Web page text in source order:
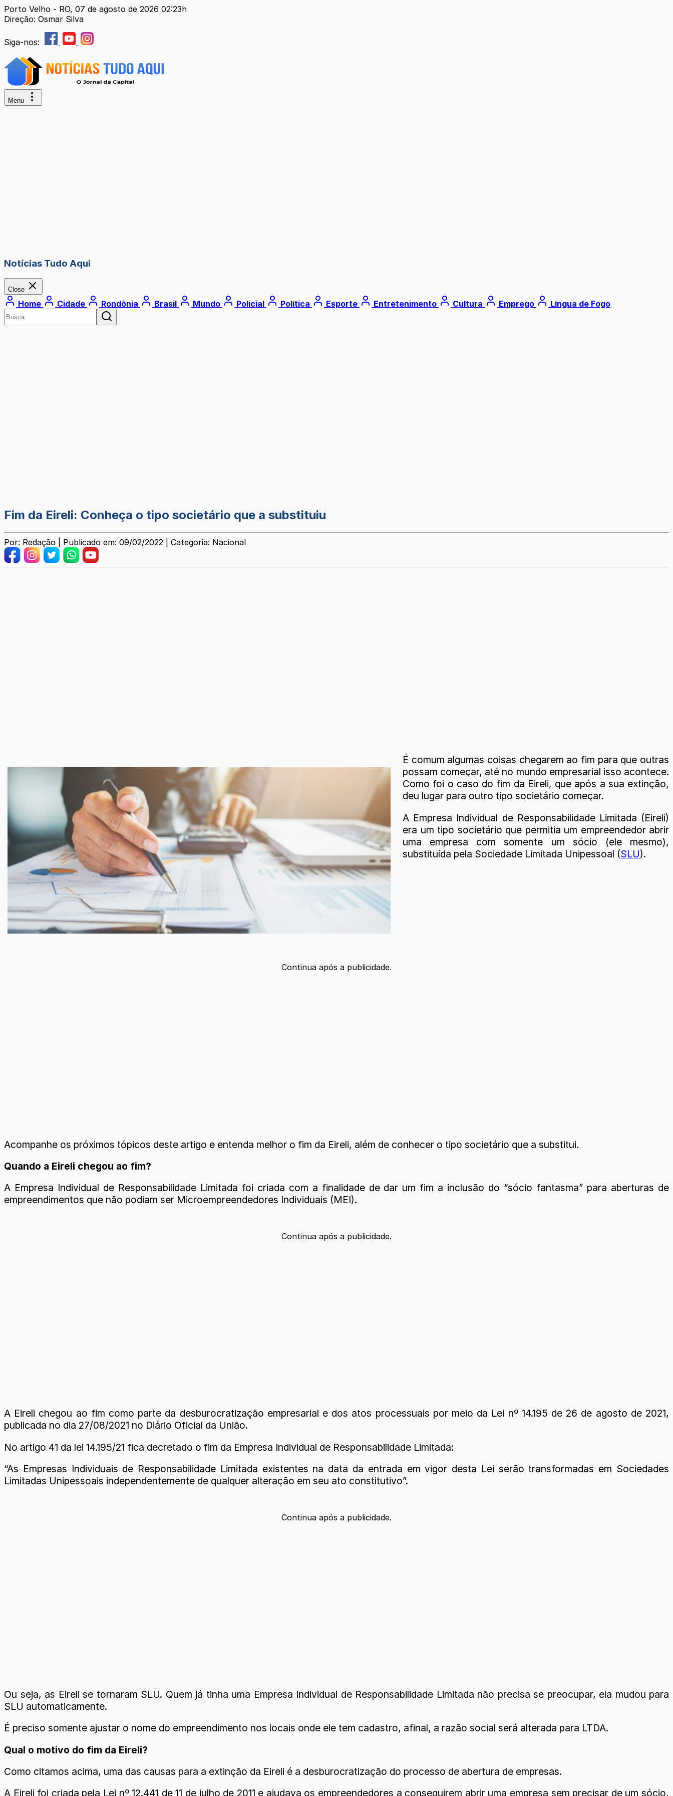
Porto Velho - RO, 07 de agosto de 2026 02:23h
Direção: Osmar Silva
Siga-nos:
Menu
Notícias Tudo Aqui
Close
Home Cidade Rondônia Brasil Mundo Policial Política Esporte Entretenimento Cultura Emprego Língua de Fogo
Fim da Eireli: Conheça o tipo societário que a substituiu
Por: Redação | Publicado em: 09/02/2022 | Categoria: Nacional
É comum algumas coisas chegarem ao fim para que outras
possam começar, até no mundo empresarial isso acontece.
Como foi o caso do fim da Eireli, que após a sua extinção,
deu lugar para outro tipo societário começar.
A Empresa Individual de Responsabilidade Limitada (Eireli)
era um tipo societário que permitia um empreendedor abrir
uma empresa com somente um sócio (ele mesmo),
substituída pela Sociedade Limitada Unipessoal (SLU).
Continua após a publicidade.
Acompanhe os próximos tópicos deste artigo e entenda melhor o fim da Eireli, além de conhecer o tipo societário que a substitui.
Quando a Eireli chegou ao fim?
A Empresa Individual de Responsabilidade Limitada foi criada com a finalidade de dar um fim a inclusão do “sócio fantasma” para aberturas de
empreendimentos que não podiam ser Microempreendedores Individuais (MEI).
Continua após a publicidade.
A Eireli chegou ao fim como parte da desburocratização empresarial e dos atos processuais por meio da Lei nº 14.195 de 26 de agosto de 2021,
publicada no dia 27/08/2021 no Diário Oficial da União.
No artigo 41 da lei 14.195/21 fica decretado o fim da Empresa Individual de Responsabilidade Limitada:
“As Empresas Individuais de Responsabilidade Limitada existentes na data da entrada em vigor desta Lei serão transformadas em Sociedades
Limitadas Unipessoais independentemente de qualquer alteração em seu ato constitutivo”.
Continua após a publicidade.
Ou seja, as Eireli se tornaram SLU. Quem já tinha uma Empresa Individual de Responsabilidade Limitada não precisa se preocupar, ela mudou para
SLU automaticamente.
É preciso somente ajustar o nome do empreendimento nos locais onde ele tem cadastro, afinal, a razão social será alterada para LTDA.
Qual o motivo do fim da Eireli?
Como citamos acima, uma das causas para a extinção da Eireli é a desburocratização do processo de abertura de empresas.
A Eireli foi criada pela Lei nº 12.441 de 11 de julho de 2011 e ajudava os empreendedores a conseguirem abrir uma empresa sem precisar de um sócio,